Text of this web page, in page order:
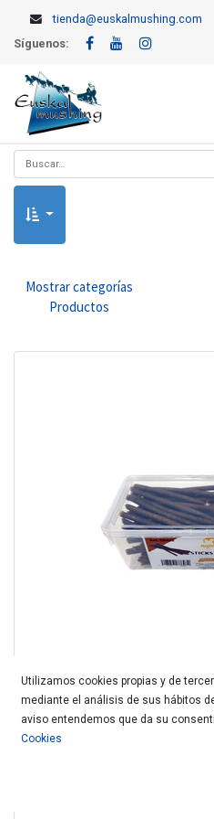
tienda@euskalmushing.com
Síguenos:
Mostrar categorías
Productos
IRELAN STICK
Utilizamos cookies propias y de
mediante el análisis de sus hábitos
aviso entendemos que da su
Cookies